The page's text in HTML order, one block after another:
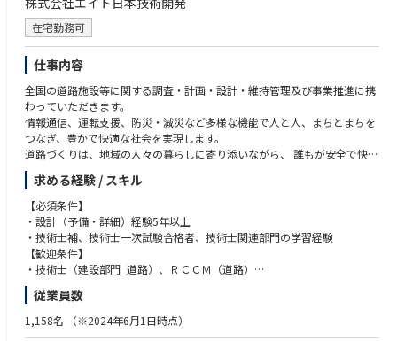
ンDCS含む）設置、変更工事
・電気設備の検査・点検整備,受配電盤、各種遮断器、防災設備他、電動
機・発電機の検査・点検整備
・計装設備の検査・点検整備調節弁、安全弁、液面計、発信器他、計量器
の検査・点検整備
・プロセス分析計の検査・点検整備 など
【その他情報】
■就業環境について:
残業月平均20時間程度（月や案件により変動あり）
三菱ケミカルグループ全体で残業時間を抑制する方針である事や、土日休
み前提で工期を組んでいる事、月~金で完結する工事がほとんどである点
に加えて、勤怠管理の徹底（PCログがとられる→残業は１分単位で支給）
やノー残業デー、ICTの活用で残業時間を抑えています。
週休2日制で、繁忙期の土日出社は多くとも2週に1回程度、振替休日や代
休の取得が出来る環境です。
■福利厚生
福利厚生も手厚く安心して就業できます。週休2日制で、繁忙期の土日出
社は多くとも2週に1回程度、振替休日や代休の取得が出来る環境ですの
で、離職率も低い環境です。
在宅勤務可
仕事内容
全国の道路施設等に関する調査・計画・設計・維持管理及び事業推進に携
わっていただきます。
情報通信、運転支援、防災・減災など多様な機能で人と人、まちとまちを
つなぎ、豊かで快適な社会を実現します。
道路づくりは、地域の人々の暮らしに寄り添いながら、 誰もが安全で快適
に利用できる交通環境の実現を目指しています。
求める経験 / スキル
【必須条件】
・設計（予備・詳細）経験5年以上
・技術士補、技術士一次試験合格者、技術士関連部門の学習経験
【歓迎条件】
・技術士（建設部門_道路）、ＲＣＣＭ（道路）
・募集地域へのIターン、Uターンをお考えの方
従業員数
1,158名 （※2024年6⽉1⽇時点）